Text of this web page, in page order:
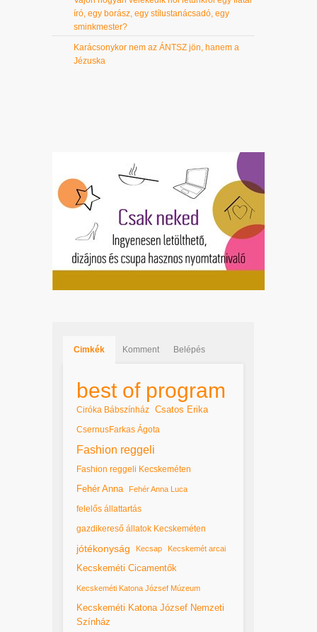
író, egy borász, egy stílustanácsadó, egy
sminkmester?
Karácsonykor nem az ÁNTSZ jön, hanem a
Jézuska
Cimkék Komment Belépés
best of program
Ciróka Bábszínház Csatos Erika
CsernusFarkas Ágota
Fashion reggeli
Fashion reggeli Kecskeméten
Fehér Anna Fehér Anna Luca
felelős állattartás
gazdikereső állatok Kecskeméten
jótékonyság Kecsap Kecskemét arcai
Kecskeméti Cicamentők
Kecskeméti Katona József Múzeum
Kecskeméti Katona József Nemzeti
Színház